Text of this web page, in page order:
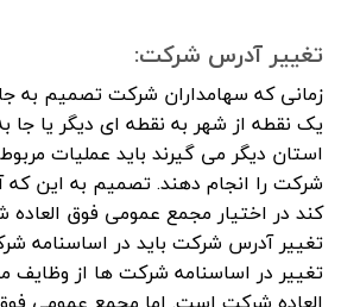
تغییر آدرس شرکت:
زمانی که سهامداران شرکت تصمیم به
یک نقطه از شهر به نقطه ای دیگر یا جا
استان دیگر می گیرند باید عملیات
شرکت را انجام دهند. تصمیم به این
کند در اختیار مجمع عمومی فوق العاده
تغییر آدرس شرکت باید در اساسنامه
تغییر در اساسنامه شرکت ها از